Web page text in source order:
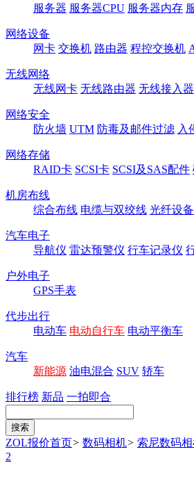
服务器 服务器CPU 服务器内存
网络设备
网卡 交换机 路由器 程控交换机
无线网络
无线网卡 无线路由器 无线接入器
网络安全
防火墙 UTM 防毒及邮件过滤 入
网络存储
RAID卡 SCSI卡 SCSI及SAS配件
机房布线
综合布线 电缆与双绞线 光纤设备
汽车电子
导航仪 雷达预警仪 行车记录仪
户外电子
GPS手表
代步出行
电动车 电动自行车 电动平衡车
汽车
新能源 油电混合 SUV 轿车
排行榜 新品 一拍即合
ZOL报价首页> 数码相机> 索尼数码
2